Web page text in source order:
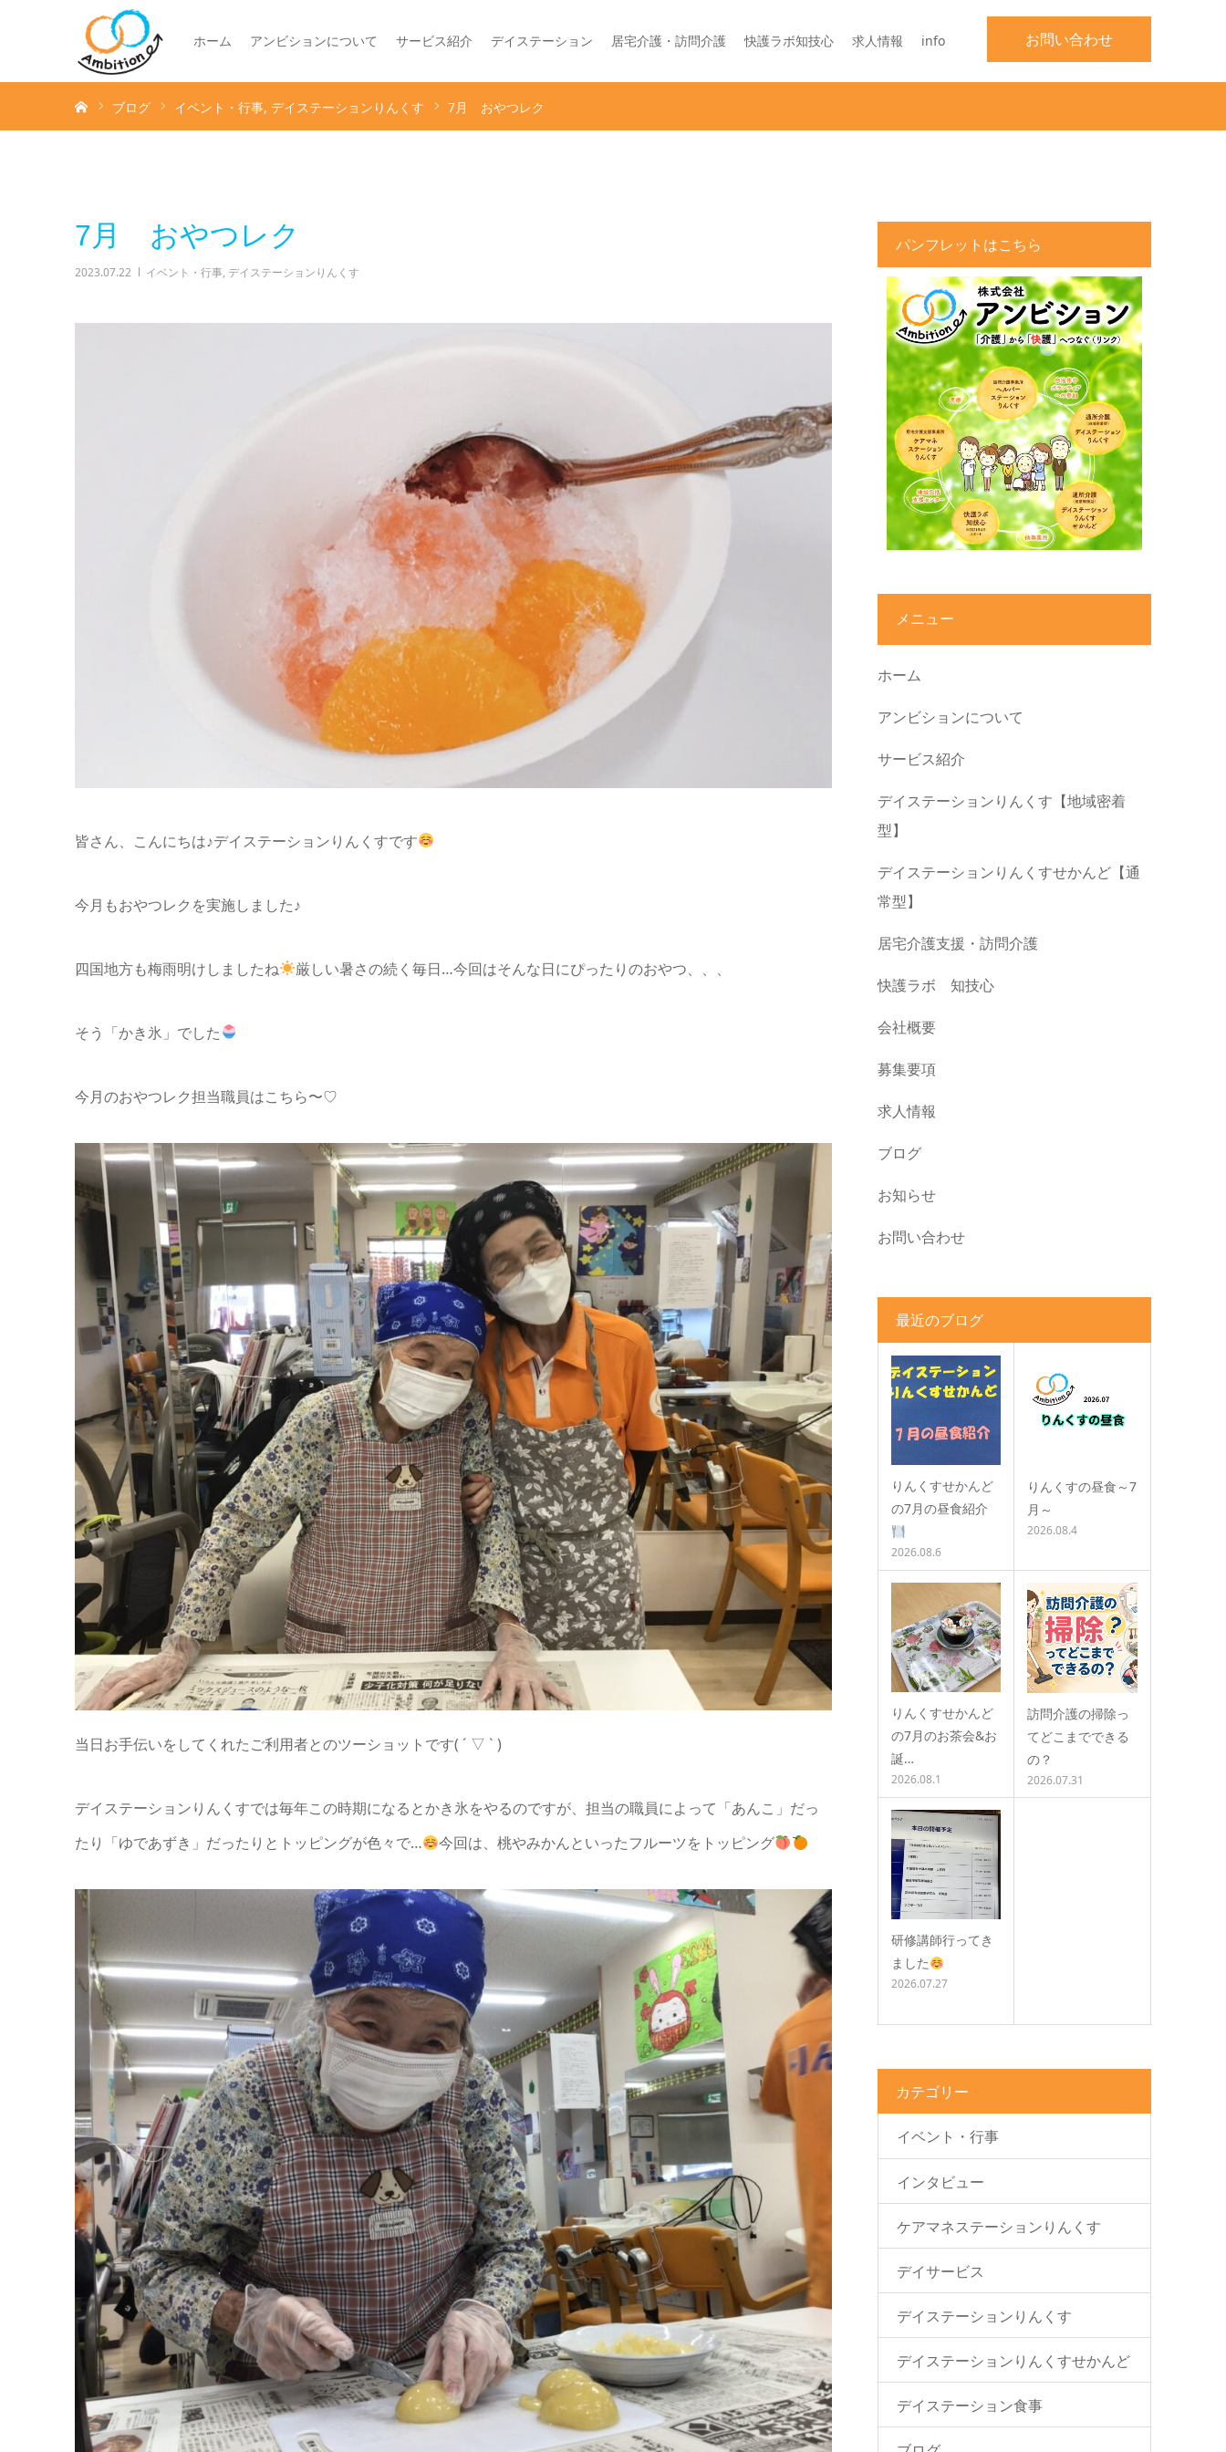
お問い合わせ
ホーム アンビションについて サービス紹介 デイステーション 居宅介護・訪問介護 快護ラボ知技心 求人情報 info
ブログ イベント・行事 デイステーションりんくす 7月 おやつレク
7月 おやつレク
2023.07.22 イベント・行事, デイステーションりんくす
皆さん、こんにちは♪デイステーションりんくすです
今月もおやつレクを実施しました♪
四国地方も梅雨明けしましたね 厳しい暑さの続く毎日…今回はそんな日にぴったりのおやつ、、、
そう「かき氷」でした
今月のおやつレク担当職員はこちら〜♡
当日お手伝いをしてくれたご利用者とのツーショットです( ´ ▽ ` )
デイステーションりんくすでは毎年この時期になるとかき氷をやるのですが、担当の職員によって「あんこ」だっ
たり「ゆであずき」だったりとトッピングが色々で…
今回は、桃やみかんといったフルーツをトッピング
パンフレットはこちら
メニュー
ホーム
アンビションについて
サービス紹介
デイステーションりんくす【地域密着
型】
デイステーションりんくすせかんど【通
常型】
居宅介護支援・訪問介護
快護ラボ 知技心
会社概要
募集要項
求人情報
ブログ
お知らせ
お問い合わせ
最近のブログ
りんくすせかんど
の7月の昼食紹介
2026.08.6
りんくすの昼食～7
月～
2026.08.4
りんくすせかんど
の7月のお茶会&お
誕…
2026.08.1
訪問介護の掃除っ
てどこまでできる
の？
2026.07.31
研修講師行ってき
ました
2026.07.27
カテゴリー
イベント・行事
インタビュー
ケアマネステーションりんくす
デイサービス
デイステーションりんくす
デイステーションりんくすせかんど
デイステーション食事